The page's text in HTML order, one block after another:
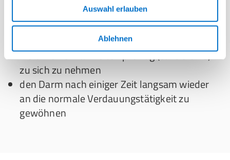
Auswahl erlauben
Ablehnen
die Ernährung ballaststoffarm zu gestalten
und leicht verdauliche Kohlenhydrate in die
Ernährung zu integrieren
viele kleine Mahlzeiten pro Tag (ca. 8 bis 10)
zu sich zu nehmen
den Darm nach einiger Zeit langsam wieder
an die normale Verdauungstätigkeit zu
gewöhnen